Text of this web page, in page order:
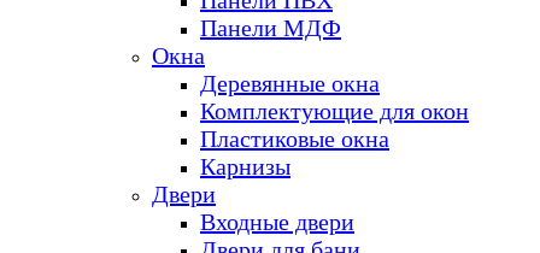
Панели МДФ
Окна
Деревянные окна
Комплектующие для окон
Пластиковые окна
Карнизы
Двери
Входные двери